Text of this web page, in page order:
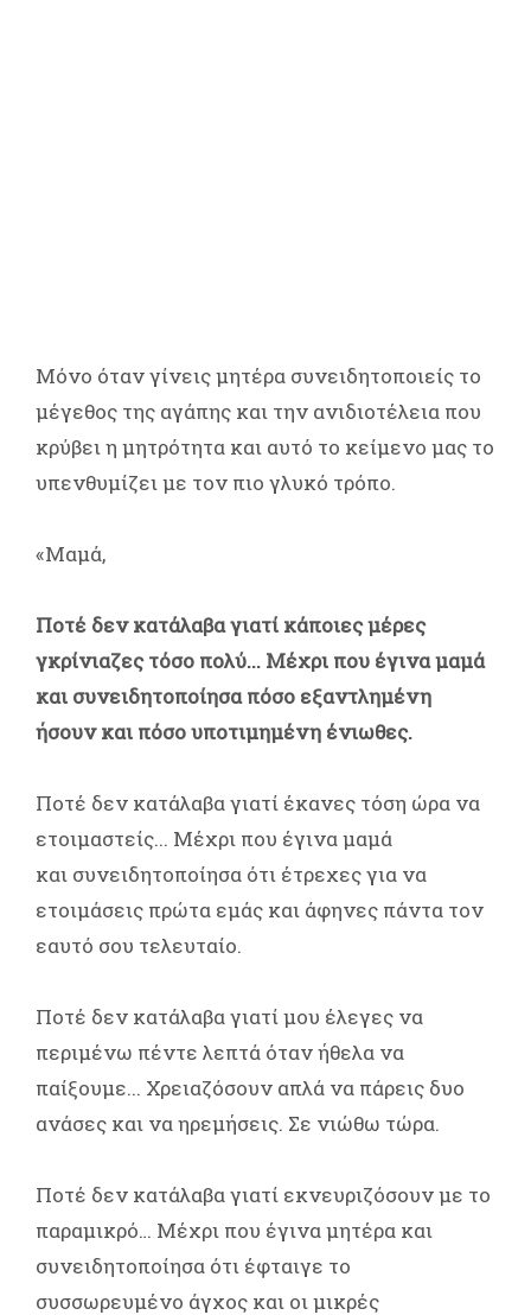
Μόνο όταν γίνεις μητέρα συνειδητοποιείς το
μέγεθος της αγάπης και την ανιδιοτέλεια που
κρύβει η μητρότητα και αυτό το κείμενο μας το
υπενθυμίζει με τον πιο γλυκό τρόπο.
«Μαμά,
Ποτέ δεν κατάλαβα γιατί κάποιες μέρες
γκρίνιαζες τόσο πολύ... Μέχρι που έγινα μαμά
και συνειδητοποίησα πόσο εξαντλημένη
ήσουν και πόσο υποτιμημένη ένιωθες.
Ποτέ δεν κατάλαβα γιατί έκανες τόση ώρα να
ετοιμαστείς... Μέχρι που έγινα μαμά
και συνειδητοποίησα ότι έτρεχες για να
ετοιμάσεις πρώτα εμάς και άφηνες πάντα τον
εαυτό σου τελευταίο.
Ποτέ δεν κατάλαβα γιατί μου έλεγες να
περιμένω πέντε λεπτά όταν ήθελα να
παίξουμε... Χρειαζόσουν απλά να πάρεις δυο
ανάσες και να ηρεμήσεις. Σε νιώθω τώρα.
Ποτέ δεν κατάλαβα γιατί εκνευριζόσουν με το
παραμικρό… Μέχρι που έγινα μητέρα και
συνειδητοποίησα ότι έφταιγε το
συσσωρευμένο άγχος και οι μικρές